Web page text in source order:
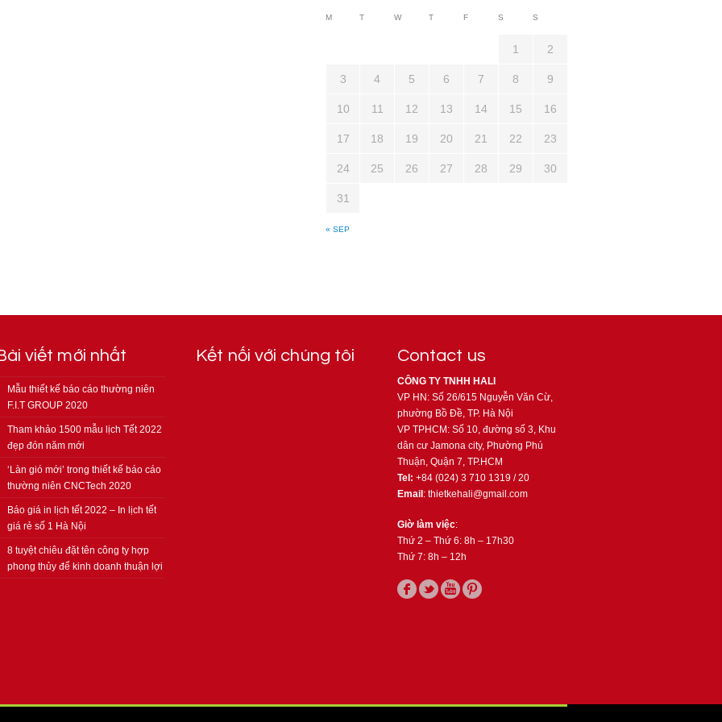
M T W T F S S
« SEP
1 2
3 4 5 6 7 8 9
10 11 12 13 14 15 16
17 18 19 20 21 22 23
24 25 26 27 28 29 30
31
viết mới nhất
Mẫu thiết kế báo cáo thường niên
F.I.T GROUP 2020
Tham khảo 1500 mẫu lịch Tết 2022
đẹp đón năm mới
‘Làn gió mới’ trong thiết kế báo cáo
thường niên CNCTech 2020
Báo giá in lịch tết 2022 – In lịch tết
giá rẻ số 1 Hà Nội
8 tuyệt chiêu đặt tên công ty hợp
phong thủy để kinh doanh thuận lợi
Kết nối với chúng tôi Contact us
CÔNG TY TNHH HALI
VP HN: Số 26/615 Nguyễn Văn Cừ,
phường Bồ Đề, TP. Hà Nội
VP TPHCM: Số 10, đường số 3, Khu
dân cư Jamona city, Phường Phú
Thuận, Quận 7, TP.HCM
Tel: +84 (024) 3 710 1319 / 20
Email : thietkehali@gmail.com
Giờ làm việc:
Thứ 2 – Thứ 6: 8h – 17h30
Thứ 7: 8h – 12h